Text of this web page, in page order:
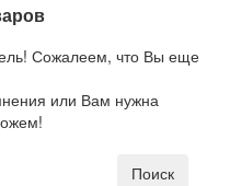
Сожалеем, что Вы еще
или Вам нужна
Поиск